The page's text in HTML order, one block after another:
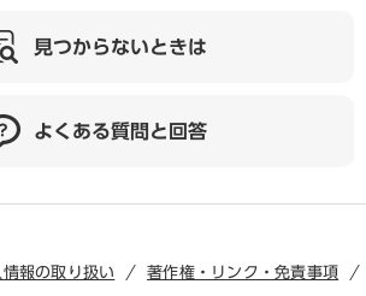
見つからないときは
よくある質問と回答
報の取り扱い
著作権・リンク・免責事項